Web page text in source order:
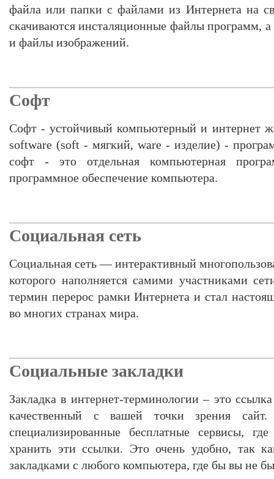
файла или папки с файлами из Интернета на
скачиваются инсталяционные файлы программ,
и файлы изображений.
Софт
Софт - устойчивый компьютерный и интернет
software (soft - мягкий, ware - изделие) -
софт - это отдельная компьютерная
программное обеспечение компьютера.
Социальная сеть
Социальная сеть — интерактивный
которого наполняется самими участниками
термин перерос рамки Интернета и стал
во многих странах мира.
Социальные закладки
Закладка в интернет-терминологии – это
качественный с вашей точки зрения
специализированные бесплатные сервисы,
хранить эти ссылки. Это очень удобно, так
закладками с любого компьютера, где бы вы не